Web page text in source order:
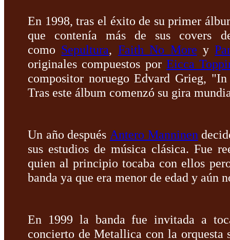
En 1998, tras el éxito de su primer
que contenía más de sus covers
como Sepultura, Faith No More y
originales compuestos por Eicca
compositor noruego Edvard Grieg,
Tras este álbum comenzó su gira
Un año después Antero Manninen
sus estudios de música clásica. Fue
quien al principio tocaba con ellos
banda ya que era menor de edad y aún
En 1999 la banda fue invitada a
concierto de Metallica con la orquesta